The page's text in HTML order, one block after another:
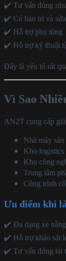
✔️ Tư vấn đúng
✔️ Có bảo trì và
✔️ Hỗ trợ phụ tùng
✔️ Hỗ trợ kỹ thuật
Đây là yếu tố rất
Vì Sao
AN2T cung cấp
Nhà máy sản
Kho logistics
Khu công
Trung tâm
Công trình
Ưu điểm khi
✔️ Đa dạng xe
✔️ Hỗ trợ khảo sát
✔️ Tư vấn đúng tải